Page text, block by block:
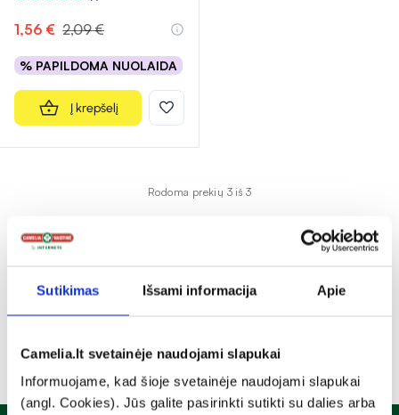
Sutikimas Išsami informacija Apie
Camelia.lt svetainėje naudojami slapukai
Informuojame, kad šioje svetainėje naudojami slapukai
(angl. Cookies). Jūs galite pasirinkti sutikti su dalies arba
Įvertinimas 5.0 iš 5
1,56 € 2,09 €
% PAPILDOMA NUOLAIDA
Į krepšelį
Rodoma prekių 3 iš 3